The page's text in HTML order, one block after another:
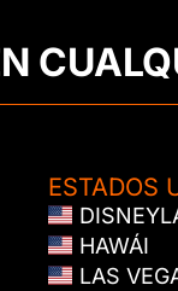
ESTADOS
HAWÁI
LAS